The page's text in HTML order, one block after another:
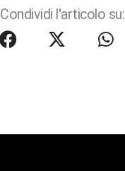
Condividi l'articolo su: